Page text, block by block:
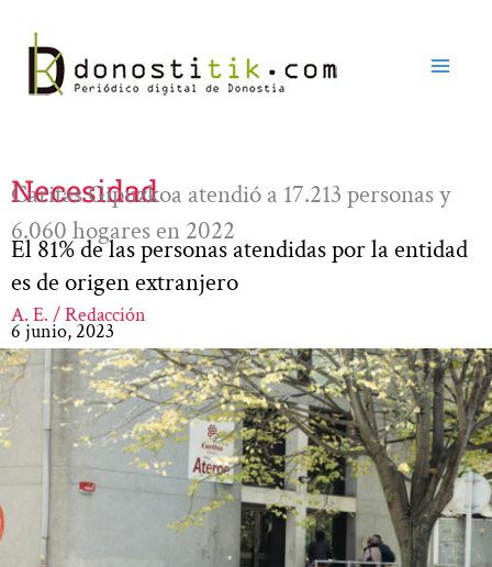
contenido
Necesidad
Caritas Gipuzkoa atendió a 17.213 personas y
6.060 hogares en 2022
El 81% de las personas atendidas por la entidad
es de origen extranjero
A. E. / Redacción
6 junio, 2023